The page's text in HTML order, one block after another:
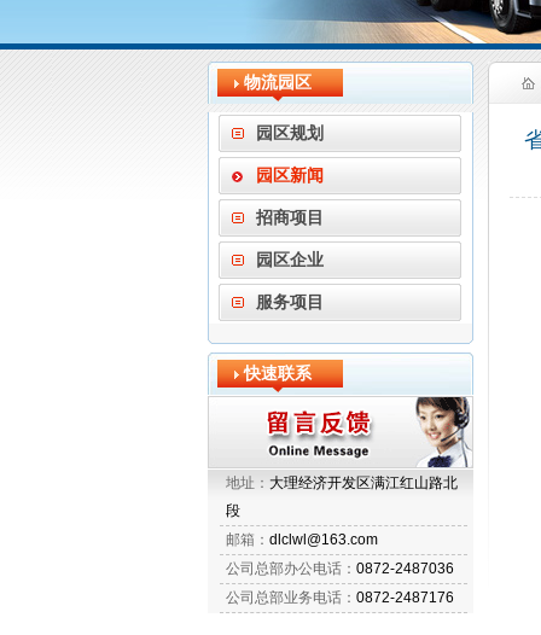
物流园区
园区规划
园区新闻
招商项目
园区企业
服务项目
快速联系
地址： 大理经济开发区满江红山路北
段
邮箱： dlclwl@163.com
公司总部办公电话： 0872-2487036
公司总部业务电话： 0872-2487176